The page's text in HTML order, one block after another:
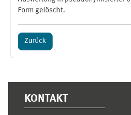
Form gelöscht.
Zurück
KONTAKT